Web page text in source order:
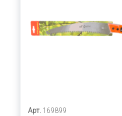
Арт. 169899